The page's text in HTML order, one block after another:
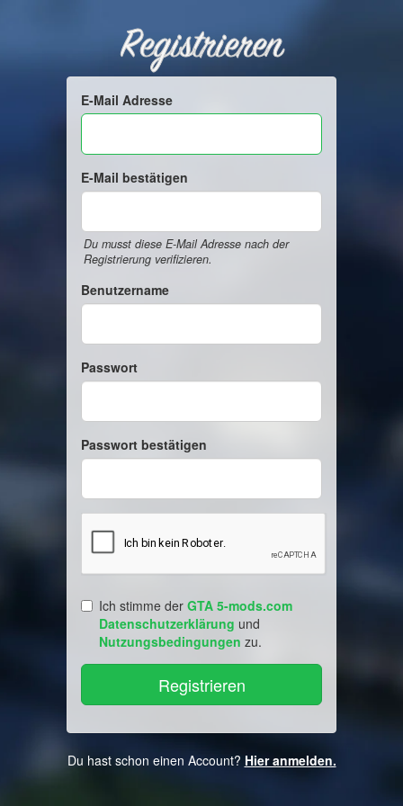
Registrieren
E-Mail Adresse
E-Mail bestätigen
Du musst diese E-Mail Adresse nach der
Registrierung verifizieren.
Benutzername
Passwort
Passwort bestätigen
Ich stimme der GTA 5-mods.com
Datenschutzerklärung und
Nutzungsbedingungen zu.
Du hast schon einen Account? Hier anmelden.